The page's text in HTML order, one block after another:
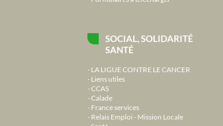
SOCIAL, SOLIDARITÉ
SANTÉ
LA LIGUE CONTRE LE CANCER
Liens utiles
CCAS
Calade
France services
Relais Emploi - Mission Locale